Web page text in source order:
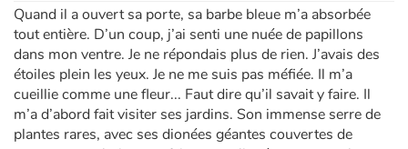
Quand il a ouvert sa porte, sa barbe bleue m’a absorbée
tout entière. D’un coup, j’ai senti une nuée de papillons
dans mon ventre. Je ne répondais plus de rien. J’avais des
étoiles plein les yeux. Je ne me suis pas méfiée. Il m’a
cueillie comme une fleur... Faut dire qu’il savait y faire. Il
m’a d’abord fait visiter ses jardins. Son immense serre de
plantes rares, avec ses dionées géantes couvertes de